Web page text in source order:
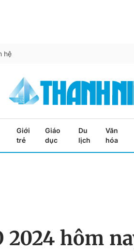
hệ
Giới
trẻ
Giáo
dục
Du
lịch
Văn
hóa
2024 hôm